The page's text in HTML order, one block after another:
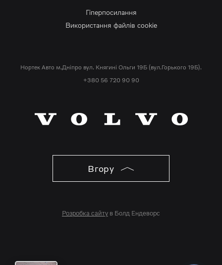
Гіперпосилання
Використання файлів cookie
Нортек Авто м.Дніпро вул. Княгині Ольги 19Б (вул.Горького 19Б).
+380 56 720 90 90
Вгору
Розробка сайту в Болд Ендеворс